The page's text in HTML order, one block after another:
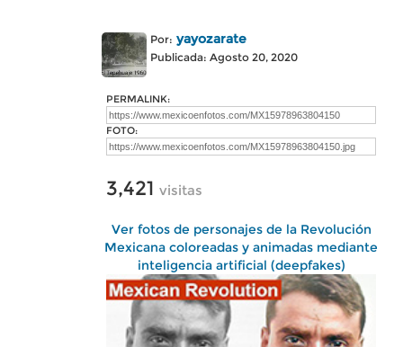
Por: yayozarate
Publicada: Agosto 20, 2020
PERMALINK:
FOTO:
3,421 visitas
Ver fotos de personajes de la Revolución
Mexicana coloreadas y animadas mediante
inteligencia artificial (deepfakes)